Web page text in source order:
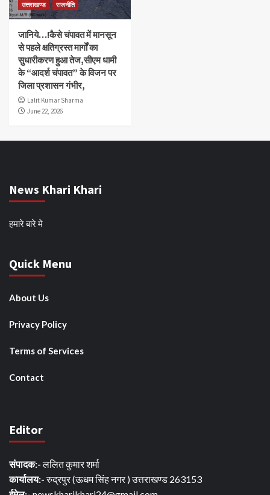
उत्तराखण्ड राजनीति
जानिये…!कैसे चंपावत में मानसून
से पहले क्षतिग्रस्त मार्गों का
सुधारीकरण हुआ तेज,सीएम धामी
के “आदर्श चंपावत” के विजन पर
जिला प्रशासन गंभीर,
Lalit Kumar Sharma
June 22, 2026
News Khari Khari
हमारे बारे मे
Quick Menu
About Us
Privacy Policy
Terms of Services
Contact
Editor
संपादक:-ललित कुमार शर्मा
कार्यालय:-रुद्रपुर (ऊधम सिंह नगर ) उत्तराखण्ड 263153